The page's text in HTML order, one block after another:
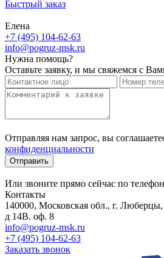
Быстрый заказ
Елена
+7 (495) 104-62-63
info@pogruz-msk.ru
Нужна помощь?
Оставьте заявку, и мы свяжемся с
Отправляя нам запрос, вы
конфиденциальности
Отправить
Или звоните прямо сейчас по
Контакты
140000, Московская обл., г.
д 14В. оф. 8
info@pogruz-msk.ru
+7 (495) 104-62-63
Заказать звонок